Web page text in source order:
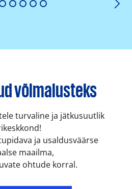
2 3 4 5 6
võimalusteks
turvaline ja jätkusuutlik
ja usaldusväärse
maailma,
ohtude korral.